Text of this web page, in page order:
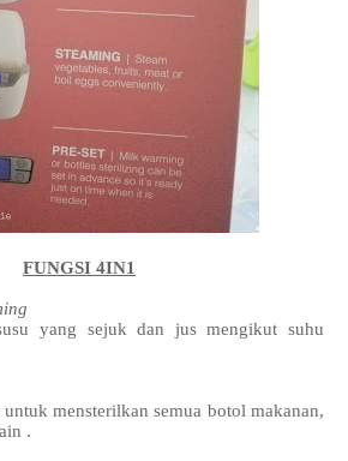
FUNGSI 4IN1
yang sejuk dan jus mengikut suhu
mensterilkan semua botol makanan,
.